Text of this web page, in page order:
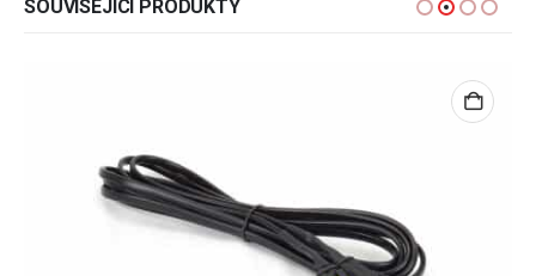
SOUVISEJÍCÍ PRODUKTY